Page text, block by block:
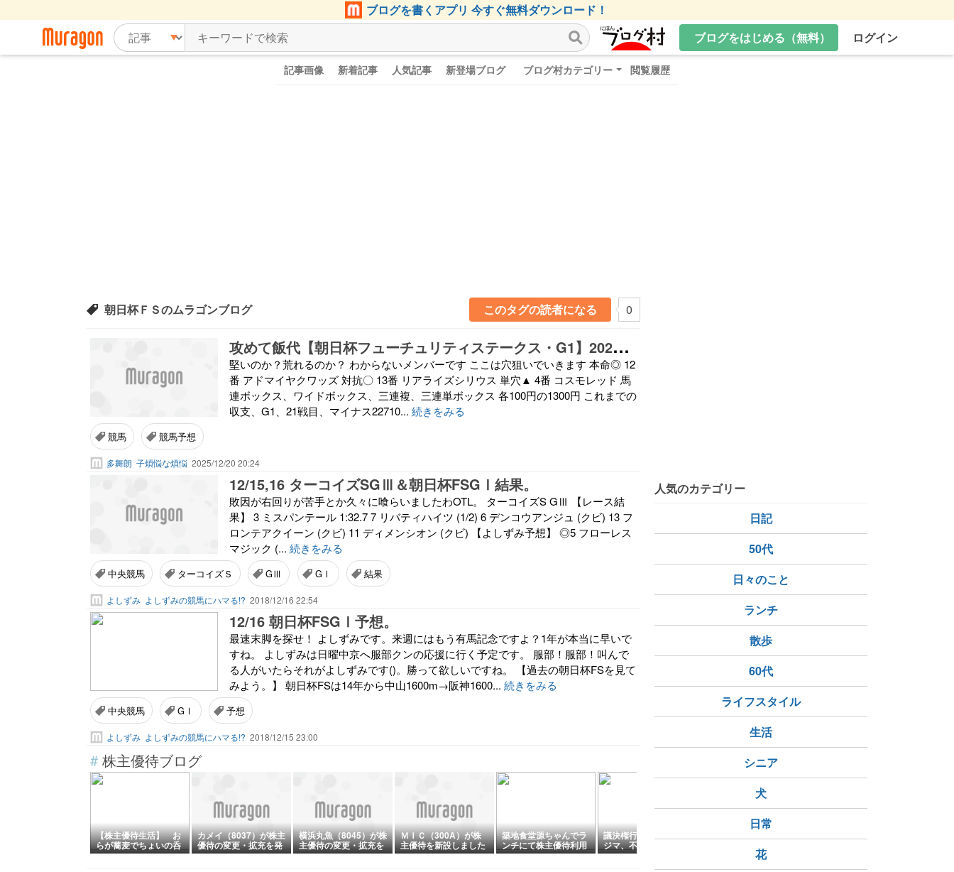
ブログを書くアプリ 今すぐ無料ダウンロード！
ブログをはじめる（無料）
ログイン
記事画像 新着記事 人気記事 新登場ブログ ブログ村カテゴリー 閲覧履歴
朝日杯ＦＳのムラゴンブログ このタグの読者になる 0
攻
めて飯代【朝日杯フューチュリティステークス・G1】20251220
堅いのか？荒れるのか？ わからないメンバーです ここは穴狙いでいきます 本命◎ 12
番 アドマイヤクワッズ 対抗〇 13番 リアライズシリウス 単穴▲ 4番 コスモレッド 馬
連ボックス、ワイドボックス、三連複、三連単ボックス 各100円の1300円 これまでの
収支、G1、21戦目、マイナス22710... 続きをみる
競馬 競馬予想
多舞朗 子煩悩な煩悩 2025/12/20 20:24
12/15,16 ターコイズSGⅢ＆朝日杯FSGⅠ結果。
敗因が右回りが苦手とか久々に喰らいましたわOTL。 ターコイズS GⅢ 【レース結
果】 3 ミスパンテール 1:32.7 7 リバティハイツ (1/2) 6 デンコウアンジュ (クビ) 13 フ
ロンテアクイーン (クビ) 11 ディメンシオン (クビ) 【よしずみ予想】 ◎5 フローレス
マジック (... 続きをみる
中央競馬 ターコイズＳ GⅢ GⅠ 結果
よしずみ よしずみの競馬にハマる!? 2018/12/16 22:54
12/16 朝日杯FSGⅠ予想。
最速末脚を探せ！ よしずみです。来週にはもう有馬記念ですよ？1年が本当に早いで
すね。 よしずみは日曜中京へ服部クンの応援に行く予定です。 服部！服部！叫んで
る人がいたらそれがよしずみです()。勝って欲しいですね。 【過去の朝日杯FSを見て
みよう。】 朝日杯FSは14年から中山1600m→阪神1600... 続きをみる
中央競馬 GⅠ 予想
よしずみ よしずみの競馬にハマる!? 2018/12/15 23:00
# 株主優待ブログ
【株主優待生活】 お
らが蕎麦でちょいの呑
みセットとパリじゅわ
カメイ（8037）が株主
優待の変更・拡充を発
表しました
横浜丸魚（8045）が株
主優待の変更・拡充を
発表しました
ＭＩＣ（300A）が株
主優待を新設しました
築地食堂源ちゃんでラ
ンチにて株主優待利用
議決権行使のお礼（ノ
ジマ、不二製油）＆肉
汁餃子のダンダダンで 位)】2026/8/6
人気のカテゴリー
日記
50代
日々のこと
ランチ
散歩
60代
ライフスタイル
生活
シニア
犬
日常
花